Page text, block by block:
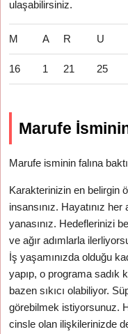
ulaşabilirsiniz.
M A R U
16 1 21 25
Marufe
Marufe isminin falına
Karakterinizin en belirgin
insansınız. Hayatınız
yanasınız. Hedeflerinizi
ve ağır adımlarla
İş yaşamınızda olduğu
yapıp, o programa sadık
bazen sıkıcı olabiliyor.
görebilmek istiyorsunuz.
cinsle olan ilişkilerinizde